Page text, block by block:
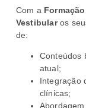
Com a
Vestibularos
de:
Conteúdos
atual;
Integração
clínicas;